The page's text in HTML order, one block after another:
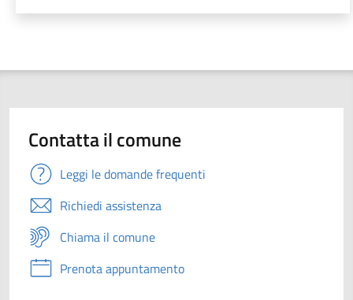
Contatta il comune
Leggi le domande frequenti
Richiedi assistenza
Chiama il comune
Prenota appuntamento